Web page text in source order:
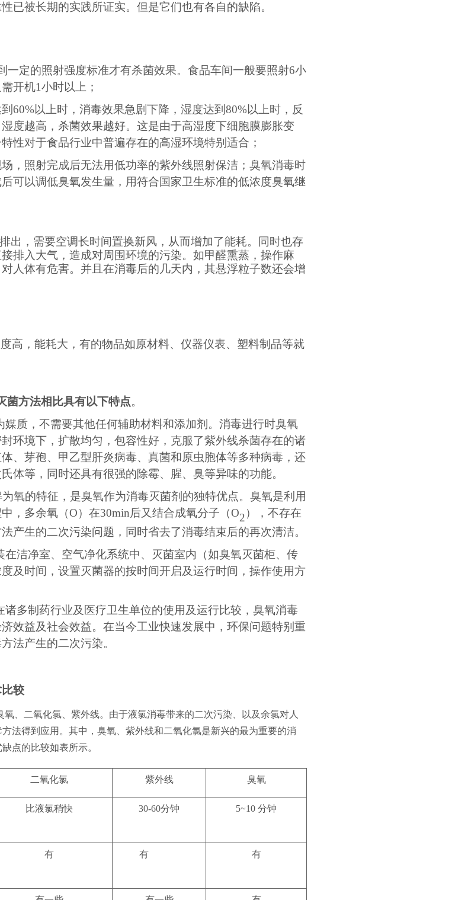
已被长期的实践所证实。但是它们也有各自的缺陷。
一定的照射强度标准才有杀菌效果。食品车间一般要照射6小
开机1小时以上；
60%以上时，消毒效果急剧下降，湿度达到80%以上时，反
度越高，杀菌效果越好。这是由于高湿度下细胞膜膨胀变
性对于食品行业中普遍存在的高湿环境特别适合；
，照射完成后无法用低功率的紫外线照射保洁；臭氧消毒时
可以调低臭氧发生量，用符合国家卫生标准的低浓度臭氧继
出，需要空调长时间置换新风，从而增加了能耗。同时也存
排入大气，造成对周围环境的污染。如甲醛熏蒸，操作麻
人体有危害。并且在消毒后的几天内，其悬浮粒子数还会增
高，能耗大，有的物品如原材料、仪器仪表、塑料制品等就
菌方法相比具有以下特点。
媒质，不需要其他任何辅助材料和添加剂。消毒进行时臭氧
环境下，扩散均匀，包容性好，克服了紫外线杀菌存在的诸
、芽孢、甲乙型肝炎病毒、真菌和原虫胞体等多种病毒，还
体等，同时还具有很强的除霉、腥、臭等异味的功能。
氧的特征，是臭氧作为消毒灭菌剂的独特优点。臭氧是利用
，多余氧（O）在30min后又结合成氧分子（O2），不存在
产生的二次污染问题，同时省去了消毒结束后的再次清洁。
在洁净室、 空气净化系统中、 灭菌室内（如臭氧灭菌柜、传
及时间，设置灭菌器的按时间开启及运行时间，操作使用方
多制药行业及医疗卫生单位的使用及运行比较，臭氧消毒
效益及社会效益。在当今工业快速发展中，环保问题特别重
法产生的二次污染。
较
氧、二氧化氯、紫外线。由于液氯消毒带来的二次污染、以及余氯对人
法得到应用。其中，臭氧、紫外线和二氧化氯是新兴的最为重要的消
点的比较如表所示。
二氧化氯 紫外线 臭氧
比液氯稍快 30-60分钟 5~10 分钟
有 有 有